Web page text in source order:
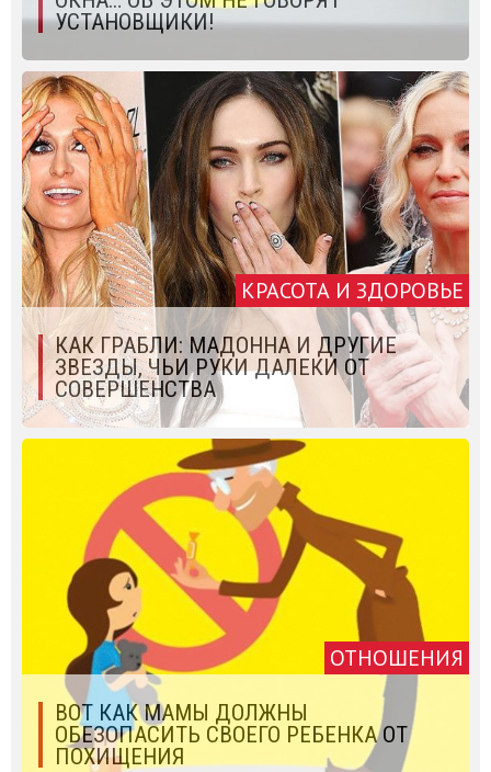
УСТАНОВЩИКИ!
КРАСОТА И ЗДОРОВЬЕ
КАК ГРАБЛИ: МАДОННА И ДРУГИЕ
ЗВЕЗДЫ, ЧЬИ РУКИ ДАЛЕКИ ОТ
СОВЕРШЕНСТВА
ОТНОШЕНИЯ
ВОТ КАК МАМЫ ДОЛЖНЫ
ОБЕЗОПАСИТЬ СВОЕГО РЕБЕНКА ОТ
ПОХИЩЕНИЯ